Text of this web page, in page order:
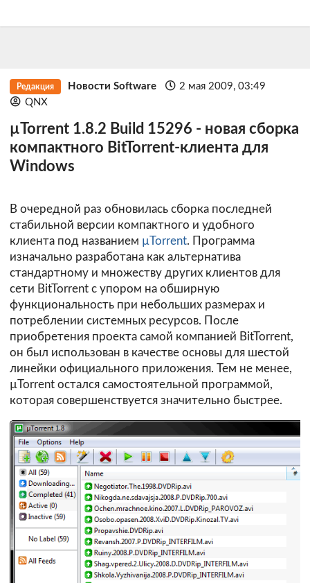
Редакция Новости Software
2 мая 2009, 03:49
QNX
µTorrent 1.8.2 Build 15296 - новая сборка
компактного BitTorrent-клиента для
Windows
В очередной раз обновилась сборка последней
стабильной версии компактного и удобного
клиента под названием µTorrent. Программа
изначально разработана как альтернатива
стандартному и множеству других клиентов для
сети BitTorrent с упором на обширную
функциональность при небольших размерах и
потреблении системных ресурсов. После
приобретения проекта самой компанией BitTorrent,
он был использован в качестве основы для шестой
линейки официального приложения. Тем не менее,
µTorrent остался самостоятельной программой,
которая совершенствуется значительно быстрее.